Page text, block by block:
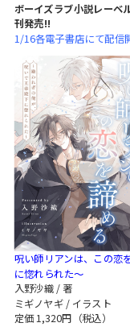
レーベルから
arca comics
G-Lish
カクテルキス文庫
スフレコミックス
ロイヤルキス＆チュ
ピュールコミックス
ジャンルから
BLコミック
TLコミック
BLノベル
TLノベル
少女コミック
メニュー
ニュース
作品一覧
会社情報一覧
会社概要
採用情報
ボーイズラブ小説レーベ
刊発売!!
1/16各電子書店にて配信
呪い師リアンは、この
に惚れられた～
入野沙織 / 著
ミギノヤギ / イラスト
定価 1,320円（税込）